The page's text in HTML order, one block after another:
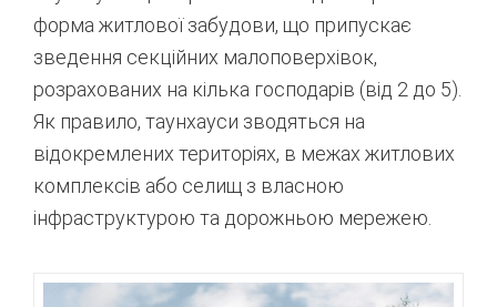
форма житлової забудови, що припускає
зведення секційних малоповерхівок,
розрахованих на кілька господарів (від 2 до 5).
Як правило, таунхауси зводяться на
відокремлених територіях, в межах житлових
комплексів або селищ з власною
інфраструктурою та дорожньою мережею.